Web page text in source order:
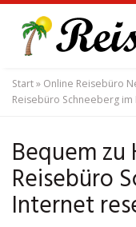
main
content
Start» Online Reisebüro
Reisebüro Schneeberg
Bequem zu
Reisebüro
Internet